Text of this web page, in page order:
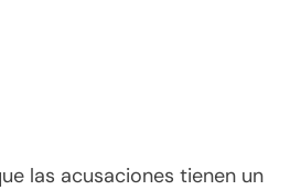
las acusaciones tienen un